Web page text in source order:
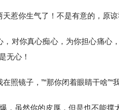
惹你生气了！不是有意的，原谅
，对你真心痴心，为你担心痛心
无心！
在照镜子，”“那你闭着眼睛干啥”“
，虽然你的皮厚，但是也不能撑